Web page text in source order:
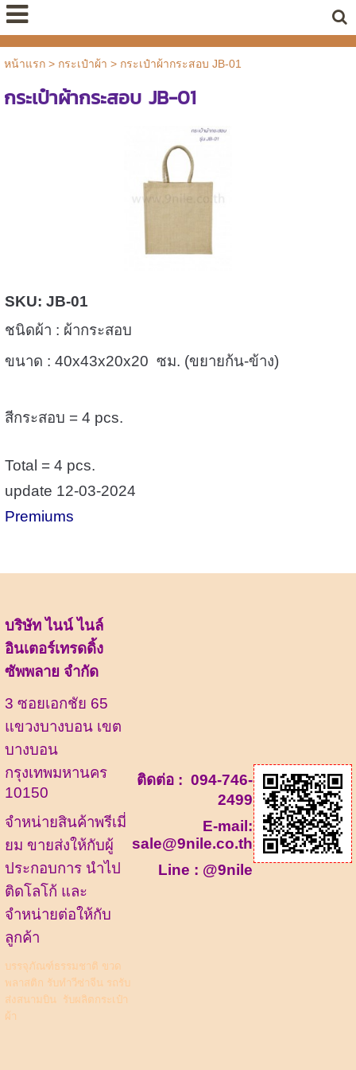
หน้าแรก> กระเป๋าผ้า > กระเป๋าผ้ากระสอบ JB-01
กระเป๋าผ้ากระสอบ JB-01
SKU: JB-01
ชนิดผ้า : ผ้ากระสอบ
ขนาด : 40x43x20x20 ซม. (ขยายก้น-ข้าง)
สีกระสอบ = 4 pcs.
Total = 4 pcs.
update 12-03-2024
Premiums
บริษัท ไนน์ ไนล์
อินเตอร์เทรดดิ้ง
ซัพพลาย จำกัด
3 ซอยเอกชัย 65
แขวงบางบอน เขต
บางบอน
กรุงเทพมหานคร
10150
จำหน่ายสินค้าพรีเมี่
ยม ขายส่งให้กับผู้
ประกอบการ นำไป
ติดโลโก้ และ
จำหน่ายต่อให้กับ
ลูกค้า
บรรจุภัณฑ์ธรรมชาติ ขวด
พลาสติก รับทำวีซ่าจีน รถรับ
ส่งสนามบิน รับผลิตกระเป๋า
ผ้า
ติดต่อ : 094-746-
2499
E-mail:
sale@9nile.co.th
Line : @9nile